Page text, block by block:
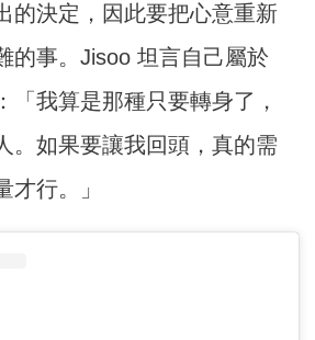
的決定，因此要把心意重新
的事。Jisoo 坦言自己屬於
「我算是那種只要轉身了，
。如果要讓我回頭，真的需
才行。」